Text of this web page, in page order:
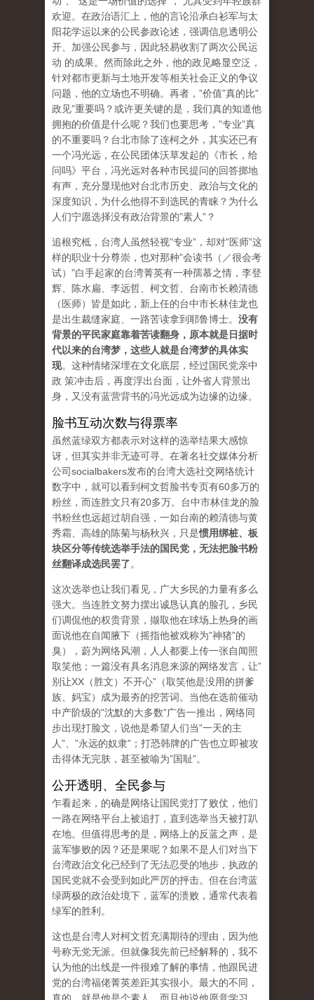
欢迎。在政治语汇上，他的言论沿承白衫军与太
阳花学运以来的公民参政论述，强调信息透明公
开、加强公民参与，因此轻易收割了两次公民运
动 的成果。然而除此之外，他的政见略显空泛，
针对都市更新与土地开发等相关社会正义的争议
问题，他的立场也不明确。再者，”价值”真的比”
政见”重要吗？或许更关键的是，我们真的知道他
拥抱的价值是什么呢？我们也要思考，”专业”真
的不重要吗？台北市除了连柯之外，其实还已有
一个冯光远，在公民团体沃草发起的《市长，给
问吗》平台，冯光远对各种市民提问的回答掷地
有声，充分显现他对台北市历史、政治与文化的
深度知识，为什么他得不到选民的青睐？为什么
人们宁愿选择没有政治背景的”素人”？
追根究柢，台湾人虽然轻视”专业”，却对”医师”这
样的职业十分尊崇，也对那种”会读书（／很会考
试）”白手起家的台湾菁英有一种孺慕之情，李登
辉、陈水扁、李远哲、柯文哲、台南市长赖清德
（医师）皆是如此，新上任的台中市长林佳龙也
是出生裁缝家庭、一路苦读拿到耶鲁博士。 没有
背景的平民家庭靠着苦读翻身，原本就是日据时
代以来的台湾梦，这些人就是台湾梦的具体实
现。这种情绪深埋在文化底层，经过国民党亲中
政 策冲击后，再度浮出台面，让外省人背景出
身，又没有蓝营背书的冯光远成为边缘的边缘。
脸书互动次数与得票率
虽然蓝绿双方都表示对这样的选举结果大感惊
讶，但其实并非无迹可寻。在著名社交媒体分析
公司socialbakers发布的台湾大选社交网络统计
数字中，就可以看到柯文哲脸书专页有60多万的
粉丝，而连胜文只有20多万。台中市林佳龙的脸
书粉丝也远超过胡自强，一如台南的赖清德与黄
秀霜、高雄的陈菊与杨秋兴，只是惯用绑桩、板
块区分等传统选举手法的国民党，无法把脸书粉
丝翻译成选民罢了。
这次选举也让我们看见，广大乡民的力量有多么
强大。当连胜文努力摆出诚恳认真的脸孔，乡民
们调侃他的权贵背景，撷取他在球场上热身的画
面说他在自闻腋下（摇指他被戏称为”神猪”的
臭），蔚为网络风潮，人人都要上传一张自闻照
取笑他；一篇没有具名消息来源的网络发言，让”
别让XX（胜文）不开心”（取笑他是没用的拼爹
族、妈宝）成为最夯的挖苦词。当他在选前催动
中产阶级的”沈默的大多数”广告一推出，网络同
步出现打脸文，说他是希望人们当”一天的主
人”、”永远的奴隶”；打恐韩牌的广告也立即被攻
击得体无完肤，甚至被喻为”国耻”。
公开透明、全民参与
乍看起来，的确是网络让国民党打了败仗，他们
一路在网络平台上被追打，直到选举当天被打趴
在地。但值得思考的是，网络上的反蓝之声，是
蓝军惨败的因？还是果呢？如果不是人们对当下
台湾政治文化已经到了无法忍受的地步，执政的
国民党就不会受到如此严厉的抨击。但在台湾蓝
绿两极的政治处境下，蓝军的溃败，通常代表着
绿军的胜利。
这也是台湾人对柯文哲充满期待的理由，因为他
号称无党无派。但就像我先前已经解释的，我不
认为他的出线是一件很难了解的事情，他跟民进
党的台湾福佬菁英差距其实很小。最大的不同，